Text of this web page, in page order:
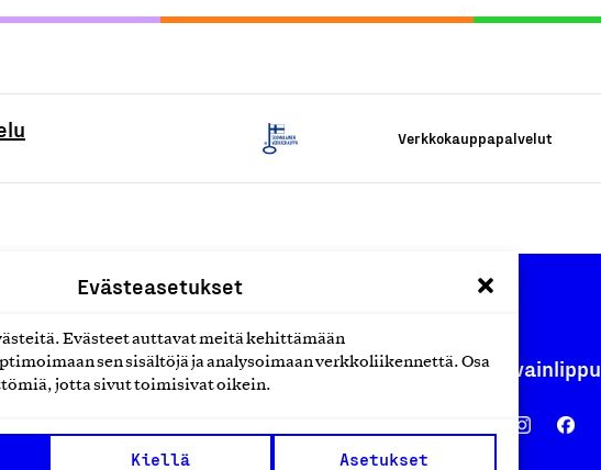
Evästeasetukset
Evästeet auttavat meitä kehittämään
sen sisältöjä ja analysoimaan verkkoliikennettä. Osa
jotta sivut toimisivat oikein.
Kiellä Asetukset
Verkkokauppapalvelut
Suomalainen työ ry
00130 Helsinki
Avainlippu